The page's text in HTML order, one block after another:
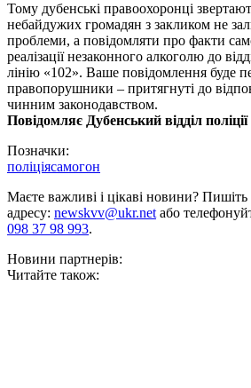
Тому дубенські правоохоронці
небайдужих громадян з закликом не
проблеми, а повідомляти про факти
реалізації незаконного алкоголю до
лінію «102». Ваше повідомлення буде
правопорушники – притягнуті до
чинним законодавством.
Повідомляє Дубенський відділ поліції
Позначки:
поліціясамогон
Маєте важливі і цікаві новини?
адресу: newskvv@ukr.netабо
098 37 98 993.
Новини партнерів:
Читайте також: